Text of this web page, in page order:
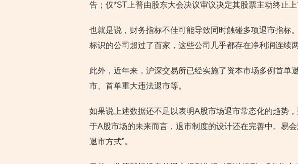
告；仅*ST上普由股东大会决议审议决定其股票主动终止上
也就是说，财务指标不佳可能导致同时触碰多项退市指标
标识的公司超过了百家，这些公司几乎都存在净利润连续
此外，近年来，沪深交易所已经实施了资本市场多例首单
市、首单重大违法退市等。
如果说上述数据还不足以表明A股市场退市常态化的趋势
于A股市场的未来而言，退市制度的设计还在完善中。易
退市方式”。